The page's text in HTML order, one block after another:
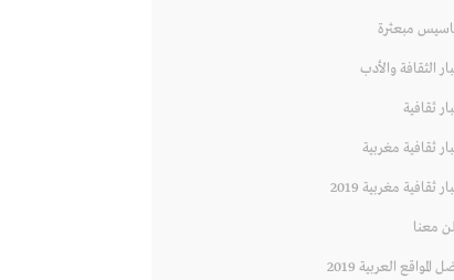
مبعثرة
الثقافة والأدب
ثقافية
ثقافية مغربية
ثقافية مغربية 2019
معنا
المواقع العربية 2019